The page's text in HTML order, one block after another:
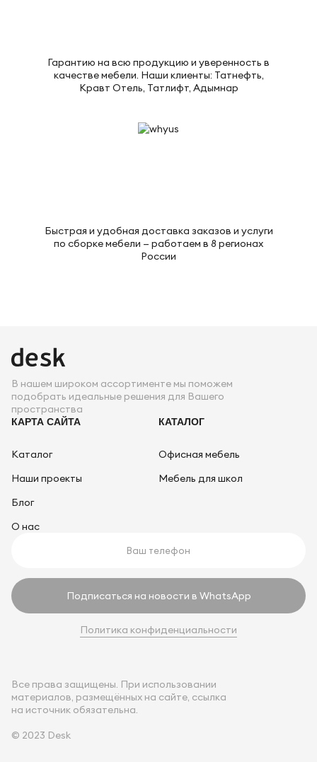
Гарантию на всю продукцию и уверенность в
качестве мебели. Наши клиенты: Татнефть,
Кравт Отель, Татлифт, Адымнар
Быстрая и удобная доставка заказов и услуги
по сборке мебели — работаем в 8 регионах
России
В нашем широком ассортименте мы поможем
подобрать идеальные решения для Вашего
пространства
КАРТА САЙТА
Каталог
Наши проекты
Блог
О нас
КАТАЛОГ
Офисная мебель
Мебель для школ
Подписаться на новости в WhatsApp
Политика конфиденциальности
Все права защищены. При использовании
материалов, размещённых на сайте, ссылка
на источник обязательна.
© 2023 Desk